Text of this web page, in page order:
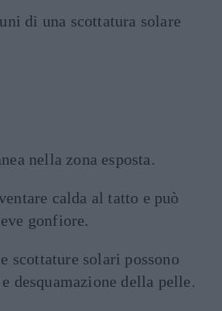
di una scottatura solare
nella zona esposta.
calda al tatto e può
gonfiore.
scottature solari possono
desquamazione della pelle.